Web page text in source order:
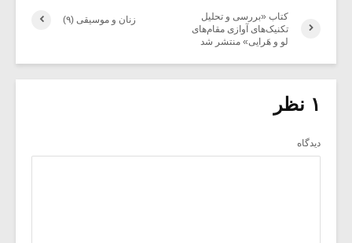
زنان و موسیقی (۹)
کتاب «بررسی و تحلیل
تکنیک‌های آوازی مقام‌های
لو و هَرایی» منتشر شد
۱ نظر
دیدگاه